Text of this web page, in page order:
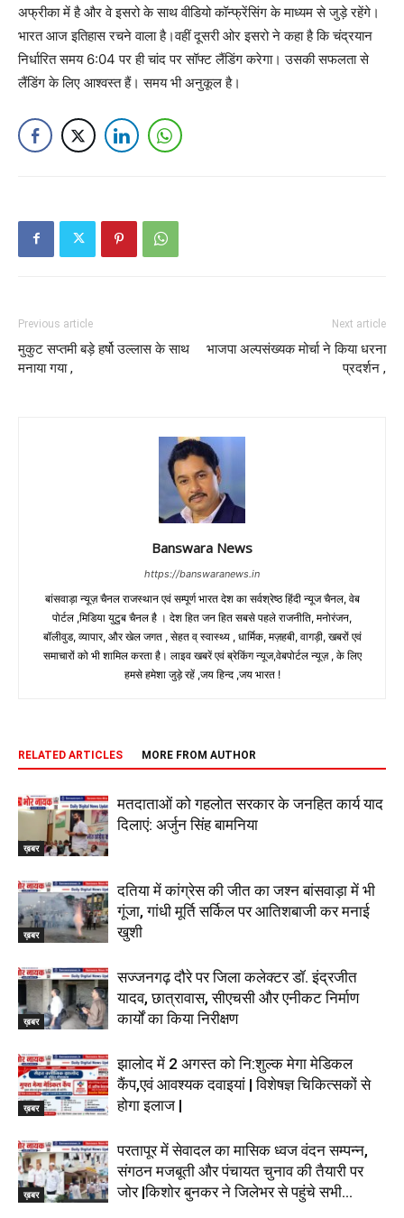
अफ्रीका में है और वे इसरो के साथ वीडियो कॉन्फ्रेंसिंग के माध्यम से जुड़े रहेंगे।
भारत आज इतिहास रचने वाला है।वहीं दूसरी ओर इसरो ने कहा है कि चंद्रयान
निर्धारित समय 6:04 पर ही चांद पर सॉफ्ट लैंडिंग करेगा। उसकी सफलता से
लैंडिंग के लिए आश्वस्त हैं। समय भी अनुकूल है।
Previous article
मुकुट सप्तमी बड़े हर्षो उल्लास के साथ
मनाया गया ,
Next article
भाजपा अल्पसंख्यक मोर्चा ने किया धरना
प्रदर्शन ,
Banswara News
https://banswaranews.in
बांसवाड़ा न्यूज़ चैनल राजस्थान एवं सम्पूर्ण भारत देश का सर्वश्रेष्ठ हिंदी न्‍यूज चैनल, वेब
पोर्टल ,मिडिया युटुब चैनल है । देश हित जन हित सबसे पहले राजनीति, मनोरंजन,
बॉलीवुड, व्यापार, और खेल जगत , सेहत व् स्वास्थ्य , धार्मिक, मज़हबी, वागड़ी, खबरों एवं
समाचारों को भी शामिल करता है। लाइव खबरें एवं ब्रेकिंग न्यूज,वेबपोर्टल न्यूज़ , के लिए
हमसे हमेशा जुड़े रहें ,जय हिन्द ,जय भारत !
RELATED ARTICLES MORE FROM AUTHOR
ख़बर
मतदाताओं को गहलोत सरकार के जनहित कार्य याद
दिलाएं: अर्जुन सिंह बामनिया
ख़बर
दतिया में कांग्रेस की जीत का जश्न बांसवाड़ा में भी
गूंजा, गांधी मूर्ति सर्किल पर आतिशबाजी कर मनाई
खुशी
ख़बर
सज्जनगढ़ दौरे पर जिला कलेक्टर डॉ. इंद्रजीत
यादव, छात्रावास, सीएचसी और एनीकट निर्माण
कार्यों का किया निरीक्षण
ख़बर
झालोद में 2 अगस्त को नि:शुल्क मेगा मेडिकल
कैंप,एवं आवश्यक दवाइयां | विशेषज्ञ चिकित्सकों से
होगा इलाज |
ख़बर
परतापूर में सेवादल का मासिक ध्वज वंदन सम्पन्न,
संगठन मजबूती और पंचायत चुनाव की तैयारी पर
जोर |किशोर बुनकर ने जिलेभर से पहुंचे सभी...